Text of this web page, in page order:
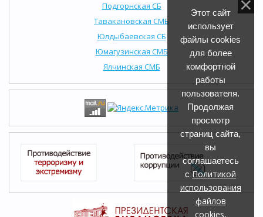
Подгорнская СБ
Тавакановская СМБ
Юлдыбаевская СБ
Юмагузинская СМБ
Ялчинская СМБ
Этот сайт
использует
файлы cookies
для более
комфортной
работы
пользователя.
Продолжая
просмотр
страниц сайта,
вы
соглашаетесь
сПолитикой
использования
файлов
cookies.